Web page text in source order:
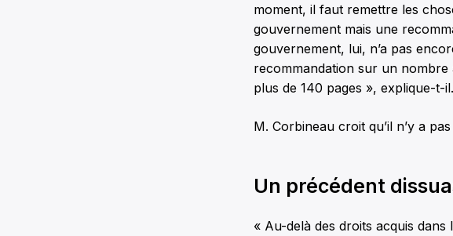
moment, il faut remettre les
gouvernement mais une
gouvernement, lui, n’a pas
recommandation sur un
plus de 140 pages », explique-t-il.
M. Corbineau croit qu’il n’y a
Un précédent
« Au-delà des droits acquis